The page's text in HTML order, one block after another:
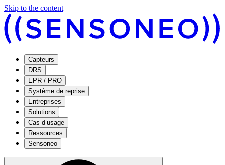
Skip to the content
Capteurs
DRS
EPR / PRO
Système de reprise
Entreprises
Solutions
Cas d’usage
Ressources
Sensoneo